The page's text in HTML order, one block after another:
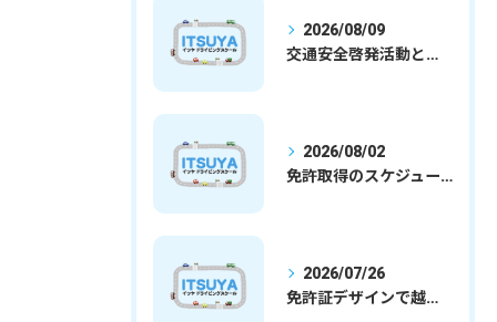
2026/08/09
交通安全啓発活動と埼玉県さいたま市行田市で免許取得を安心して目指すための実践ガイド
2026/08/02
免許取得のスケジュールを徹底解説学生社会人の通学合宿別プランで最短取得のコツ
2026/07/26
免許証デザインで越谷市愛を表現する埼玉県さいたま市越谷市の免許取得完全ガイド